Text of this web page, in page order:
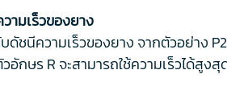
ามเร็วของยาง
ดัชนีความเร็วของยาง จากตัวอย่าง
อักษร R จะสามารถใช้ความเร็วได้สูง